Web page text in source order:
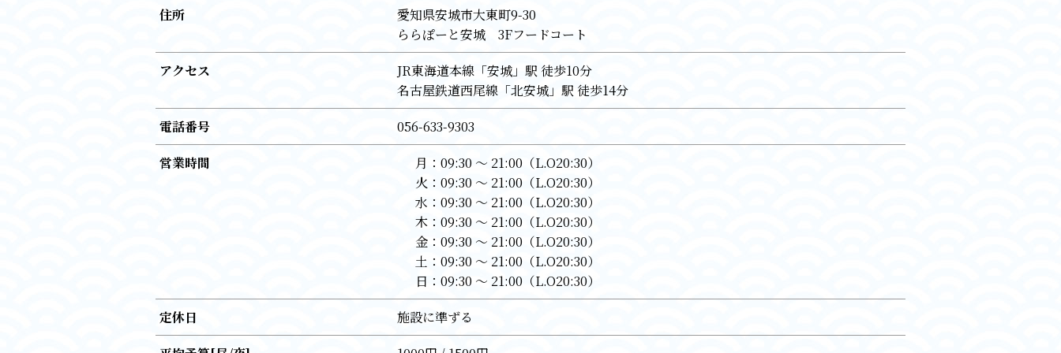
住所
愛知県安城市大東町9-30
ららぽーと安城 3Fフードコート
アクセス
JR東海道本線「安城」駅 徒歩10分
名古屋鉄道西尾線「北安城」駅 徒歩14分
電話番号
056-633-9303
営業時間
月： 09:30 〜 21:00（L.O20:30）
火： 09:30 〜 21:00（L.O20:30）
水： 09:30 〜 21:00（L.O20:30）
木： 09:30 〜 21:00（L.O20:30）
金： 09:30 〜 21:00（L.O20:30）
土： 09:30 〜 21:00（L.O20:30）
日： 09:30 〜 21:00（L.O20:30）
定休日
施設に準ずる